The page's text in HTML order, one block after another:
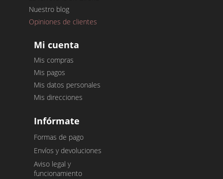
Nuestro blog
Opiniones de clientes
Mi cuenta
Mis compras
Mis pagos
Mis datos personales
Mis direcciones
Infórmate
Formas de pago
Envíos y devoluciones
Aviso legal y
funcionamiento